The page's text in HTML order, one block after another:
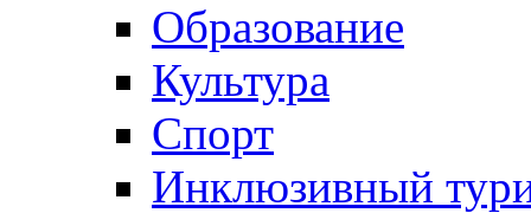
Образование
Культура
Спорт
Инклюзивный